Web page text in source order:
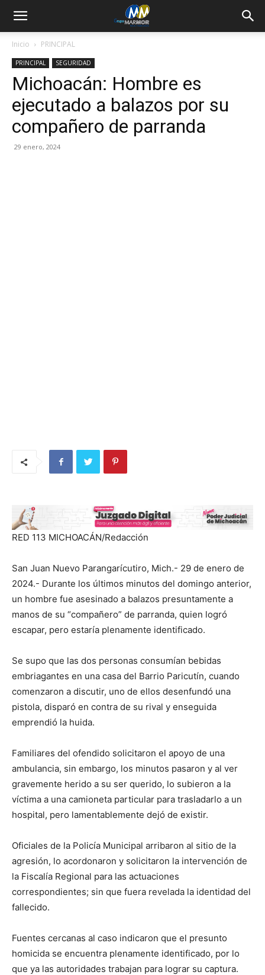
Inicio PRINCIPAL
PRINCIPAL SEGURIDAD
Michoacán: Hombre es
ejecutado a balazos por su
compañero de parranda
29 enero, 2024
RED 113 MICHOACÁN/Redacción
San Juan Nuevo Parangarícutiro, Mich.- 29 de enero de
2024.- Durante los últimos minutos del domingo anterior,
un hombre fue asesinado a balazos presuntamente a
manos de su “compañero” de parranda, quien logró
escapar, pero estaría plenamente identificado.
Se supo que las dos personas consumían bebidas
embriagantes en una casa del Barrio Paricutín, cuando
comenzaron a discutir, uno de ellos desenfundó una
pistola, disparó en contra de su rival y enseguida
emprendió la huida.
Familiares del ofendido solicitaron el apoyo de una
ambulancia, sin embargo, los minutos pasaron y al ver
gravemente herido a su ser querido, lo subieron a la
víctima a una camioneta particular para trasladarlo a un
hospital, pero lamentablemente dejó de existir.
Oficiales de la Policía Municipal arribaron al sitio de la
agresión, lo acordonaron y solicitaron la intervención de
la Fiscalía Regional para las actuaciones
correspondientes; sin que fuera revelada la identidad del
fallecido.
Fuentes cercanas al caso indicaron que el presunto
homicida se encuentra plenamente identificado, por lo
que ya las autoridades trabajan para lograr su captura.